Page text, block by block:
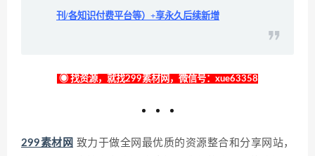
刊/各知识付费平台等）+享永久后续新增
◉ 找资源，就找299素材网，微信号：xue63358
299素材网 致力于做全网最优质的资源整合和分享网站，